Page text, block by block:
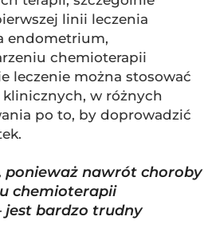
linii leczenia
endometrium,
chemioterapii
leczenie można stosować
w różnych
po to, by doprowadzić
ponieważ nawrót choroby
chemioterapii
bardzo trudny